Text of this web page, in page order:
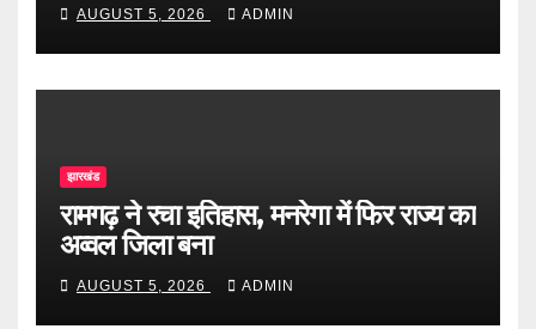
AUGUST 5, 2026 ADMIN
झारखंड
रामगढ़ ने रचा इतिहास, मनरेगा में फिर राज्य का
अव्वल जिला बना
AUGUST 5, 2026 ADMIN